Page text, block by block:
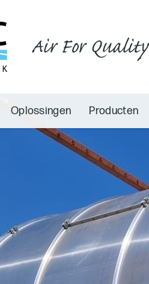
Air For Quality
Oplossingen Producten